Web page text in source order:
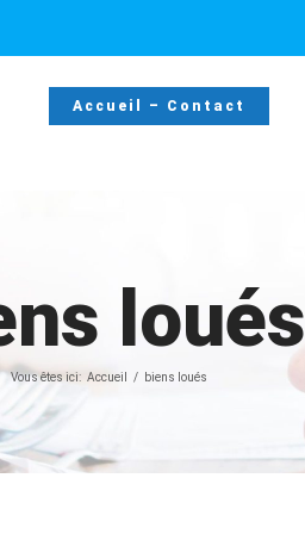
Accueil – Contact
loués
Vous êtes ici: Accueil biens loués